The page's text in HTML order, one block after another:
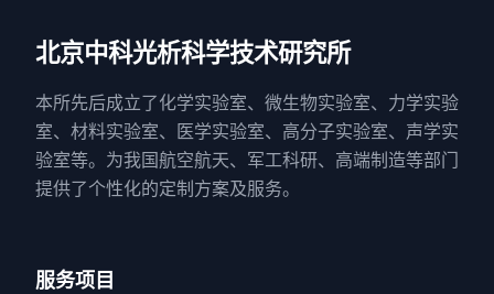
北京中科光析科学技术研究所
本所先后成立了化学实验室、微生物实验室、力学实验
室、材料实验室、医学实验室、高分子实验室、声学实
验室等。为我国航空航天、军工科研、高端制造等部门
提供了个性化的定制方案及服务。
服务项目